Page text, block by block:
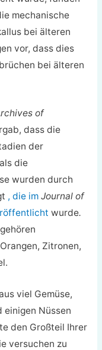
mechanische
bei älteren
vor, dass dies
bei älteren
of
dass die
der
die
wurden durch
, die im Journal of
wurde.
Zitronen,
viel Gemüse,
Nüssen
den Großteil Ihrer
versuchen zu